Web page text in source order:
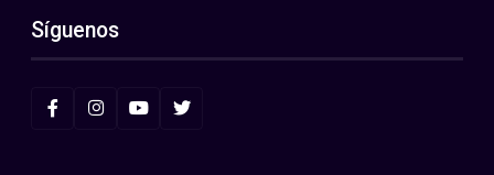
Síguenos